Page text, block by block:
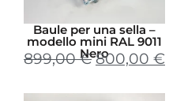
Baule per una sella –
modello mini RAL 9011
Nero
899,00€ 800,00 €